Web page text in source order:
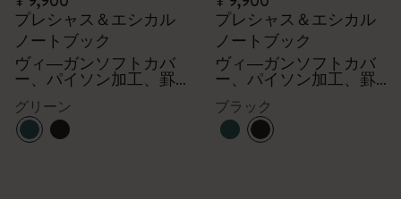
プレシャス＆エシカル
ノートブック
ヴィ―ガンソフトカバ
ー、パイソン加工、罫
線
グリーン
プレシャス＆エシカル
ノートブック
ヴィ―ガンソフトカバ
ー、パイソン加工、罫
線
ブラック